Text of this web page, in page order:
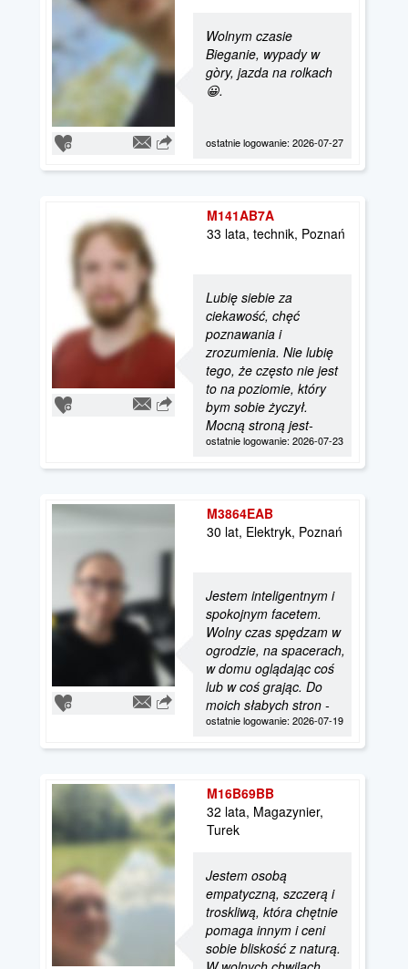
Wolnym czasie
Bieganie, wypady w
gòry, jazda na rolkach
😀.
ostatnie logowanie: 2026-07-27
M141AB7A
33 lata, technik, Poznań
Lubię siebie za
ciekawość, chęć
poznawania i
zrozumienia. Nie lubię
tego, że często nie jest
to na poziomie, który
bym sobie życzył.
Mocną stroną jest-
ostatnie logowanie: 2026-07-23
M3864EAB
30 lat, Elektryk, Poznań
Jestem inteligentnym i
spokojnym facetem.
Wolny czas spędzam w
ogrodzie, na spacerach,
w domu oglądając coś
lub w coś grając. Do
moich słabych stron -
ostatnie logowanie: 2026-07-19
M16B69BB
32 lata, Magazynier,
Turek
Jestem osobą
empatyczną, szczerą i
troskliwą, która chętnie
pomaga innym i ceni
sobie bliskość z naturą.